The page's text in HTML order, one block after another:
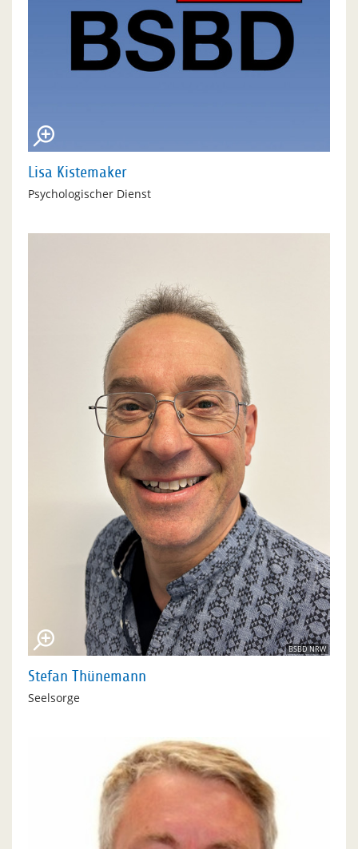
Lisa Kistemaker
Psychologischer Dienst
BSBD NRW
Stefan Thünemann
Seelsorge